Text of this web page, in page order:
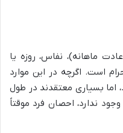
ماهانه)، نفاس، روزه یا
است. اگرچه در این موارد
اما بسیاری معتقدند در طول
ندارد، احصان فرد موقتاً